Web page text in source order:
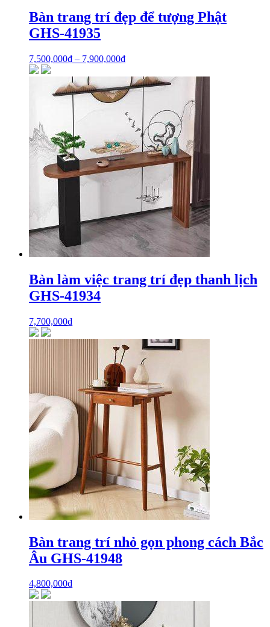
Bàn trang trí đẹp để tượng Phật
GHS-41935
7,500,000₫ – 7,900,000₫
Bàn làm việc trang trí đẹp thanh lịch
GHS-41934
7,700,000₫
Bàn trang trí nhỏ gọn phong cách Bắc
Âu GHS-41948
4,800,000₫